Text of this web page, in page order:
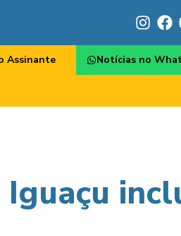
Assinante Notícias no